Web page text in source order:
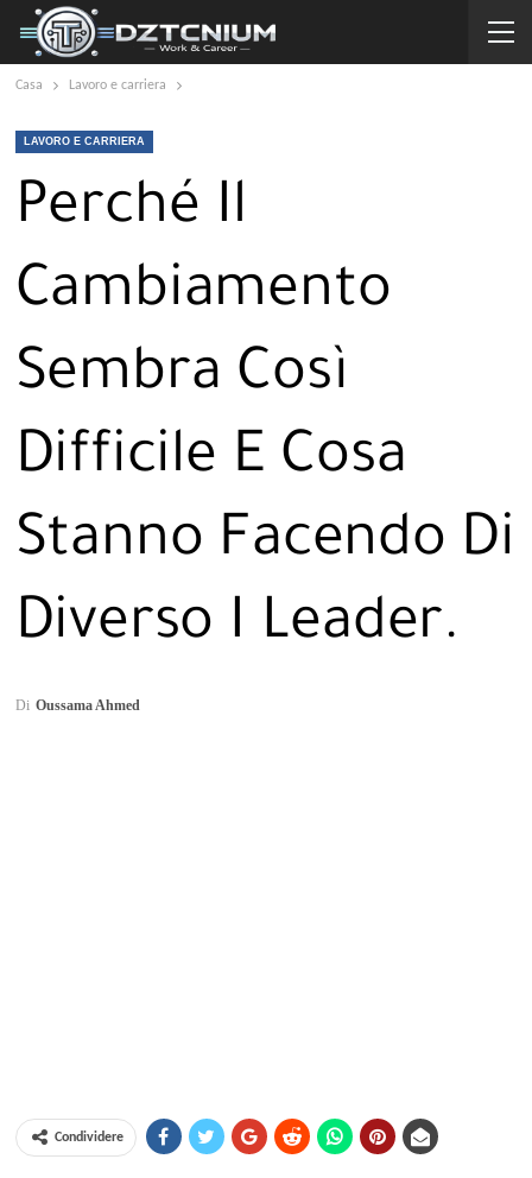
Casa Lavoro e carriera
LAVORO E CARRIERA
Perché Il
Cambiamento
Sembra Così
Difficile E Cosa
Stanno Facendo Di
Diverso I Leader.
Di Oussama Ahmed
Condividere